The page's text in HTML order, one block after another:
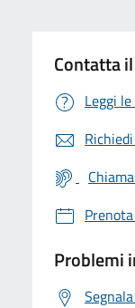
Contatta
Leggi
Problemi